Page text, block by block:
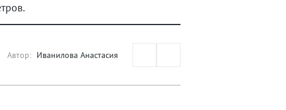
Автор: Иванилова Анастасия